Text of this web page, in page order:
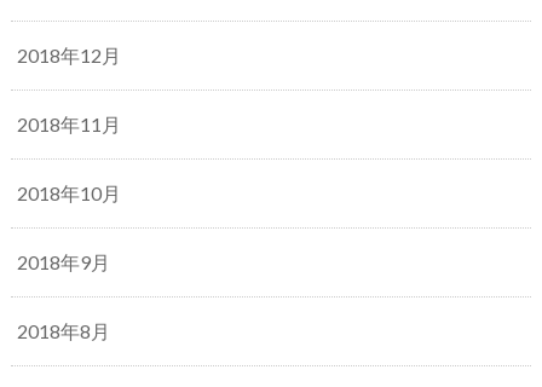
2018年12月
2018年11月
2018年10月
2018年9月
2018年8月